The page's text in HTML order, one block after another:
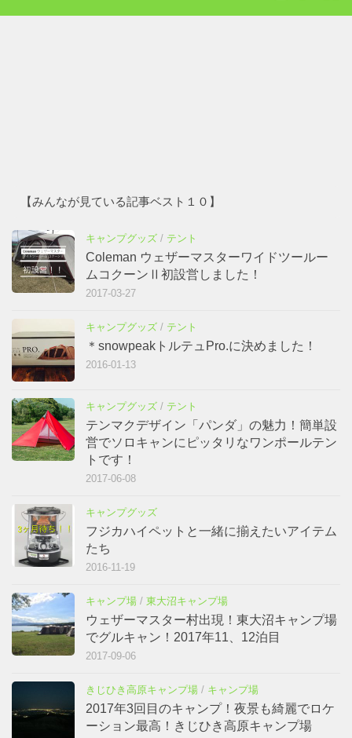
【みんなが見ている記事ベスト１０】
キャンプグッズ / テント
Coleman ウェザーマスターワイドツールー
ムコクーンⅡ初設営しました！
2017-03-27
キャンプグッズ / テント
＊snowpeakトルテュPro.に決めました！
2016-01-13
キャンプグッズ / テント
テンマクデザイン「パンダ」の魅力！簡単設
営でソロキャンにピッタリなワンポールテン
トです！
2017-06-08
キャンプグッズ
フジカハイペットと一緒に揃えたいアイテム
たち
2016-11-19
キャンプ場 / 東大沼キャンプ場
ウェザーマスター村出現！東大沼キャンプ場
でグルキャン！2017年11、12泊目
2017-09-06
きじひき高原キャンプ場 / キャンプ場
2017年3回目のキャンプ！夜景も綺麗でロケ
ーション最高！きじひき高原キャンプ場